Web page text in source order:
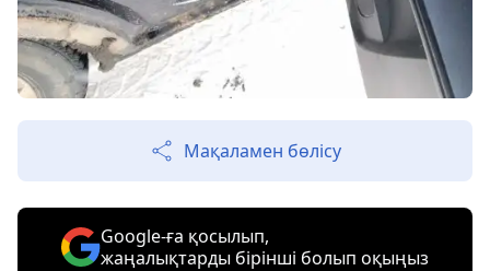
Мақаламен бөлісу
Google-ға қосылып,
жаңалықтарды бірінші болып оқыңыз